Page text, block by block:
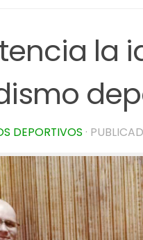
la
DEPORTIVOS ·